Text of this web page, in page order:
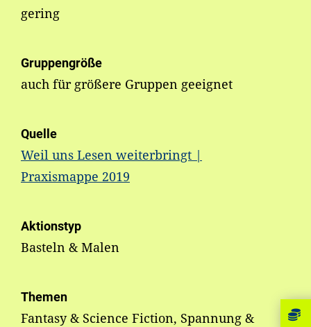
gering
Gruppengröße
auch für größere Gruppen geeignet
Quelle
Weil uns Lesen weiterbringt |
Praxismappe 2019
Aktionstyp
Basteln & Malen
Themen
Fantasy & Science Fiction, Spannung &